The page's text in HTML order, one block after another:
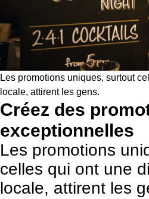
Les promotions uniques, surtout
locale, attirent les gens.
Créez des
exceptionnelles
Les promotions
celles qui ont une
locale, attirent les